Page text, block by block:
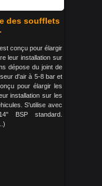
des soufflets
conçu pour élargir
leur installation sur
dépose du joint de
d'air à 5-8 bar et
pour élargir les
installation sur les
S'utilise avec
BSP standard.